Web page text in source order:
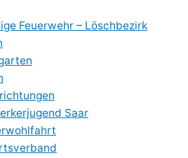
Feuerwehr – Löschbezirk
Saar